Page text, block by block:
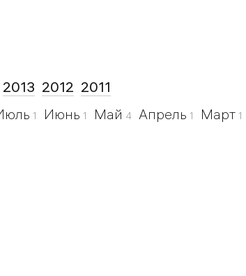
1 Июнь 1 Май 4 Апрель 1 Март 1
2013 2012 2011